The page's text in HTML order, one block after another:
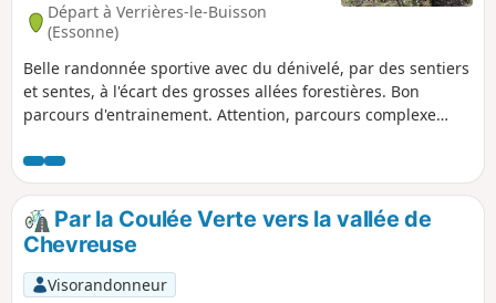
Départ à Verrières-le-Buisson
(Essonne)
Belle randonnée sportive avec du dénivelé, par des sentiers
et sentes, à l'écart des grosses allées forestières. Bon
parcours d'entrainement. Attention, parcours complexe
suffisamment silencieux, vous pourrez croiser la route de
chevreuils. Itinéraire praticable de préférence l'été (ou toute
l'année si vous n’êtes pas dérangé par l'eau et la boue).
Par la Coulée Verte vers la vallée de
Chevreuse
Visorandonneur